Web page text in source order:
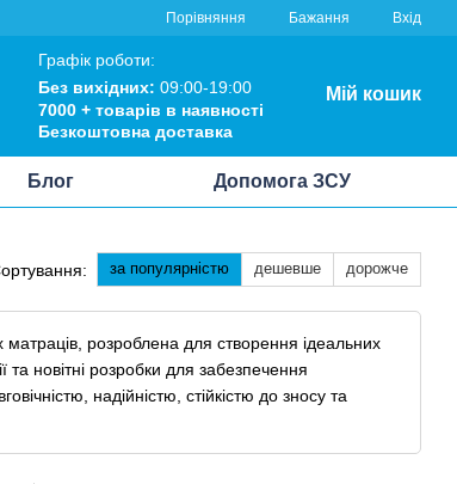
Порівняння Бажання Вхід
Графік роботи:
Без вихідних: 09:00-19:00
7000 + товарів в наявності
Безкоштовна доставка
Мій кошик
Блог Допомога ЗСУ
за популярністю дешевше дорожче
матраців, розроблена для створення ідеальних
та новітні розробки для забезпечення
надійністю, стійкістю до зносу та